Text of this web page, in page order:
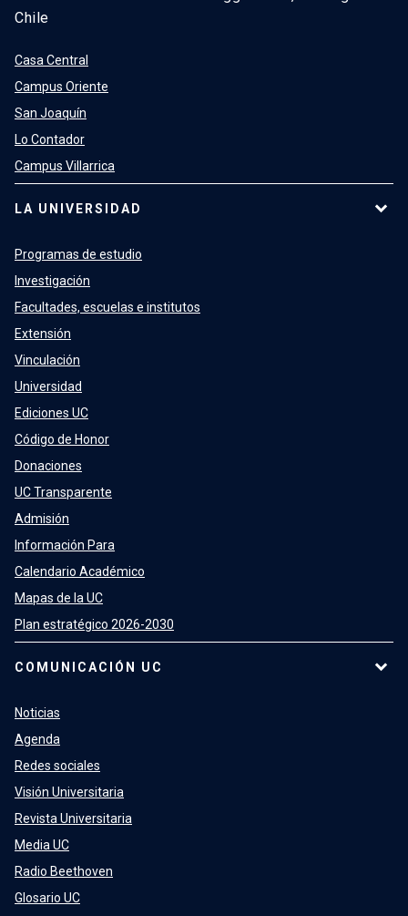
Chile
Casa Central
Campus Oriente
San Joaquín
Lo Contador
Campus Villarrica
LA UNIVERSIDAD
Programas de estudio
Investigación
Facultades, escuelas e institutos
Extensión
Vinculación
Universidad
Ediciones UC
Código de Honor
Donaciones
UC Transparente
Admisión
Información Para
Calendario Académico
Mapas de la UC
Plan estratégico 2026-2030
COMUNICACIÓN UC
Noticias
Agenda
Redes sociales
Visión Universitaria
Revista Universitaria
Media UC
Radio Beethoven
Glosario UC